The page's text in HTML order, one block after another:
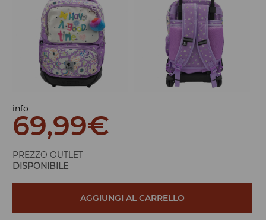
info
69,99€
PREZZO OUTLET
DISPONIBILE
AGGIUNGI AL CARRELLO